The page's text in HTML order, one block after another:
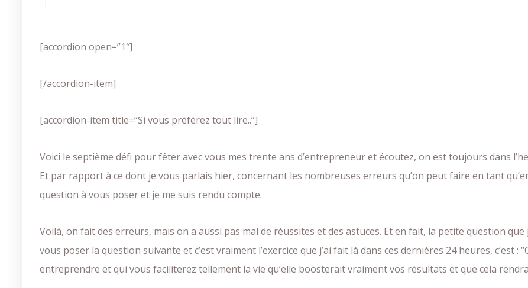
[accordion open=”1″]
[/accordion-item]
[accordion-item title=”Si vous préférez tout lire..”]
Voici le septième défi pour fêter avec vous mes trente ans d’entrepreneur et écoutez, on est toujours dans
Et par rapport à ce dont je vous parlais hier, concernant les nombreuses erreurs qu’on peut faire en tant
question à vous poser et je me suis rendu compte.
Voilà, on fait des erreurs, mais on a aussi pas mal de réussites et des astuces. Et en fait, la petite question
vous poser la question suivante et c’est vraiment l’exercice que j’ai fait là dans ces dernières 24 heures, c’est
entreprendre et qui vous faciliterez tellement la vie qu’elle boosterait vraiment vos résultats et que cela